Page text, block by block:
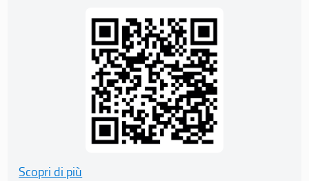
Scopri di più